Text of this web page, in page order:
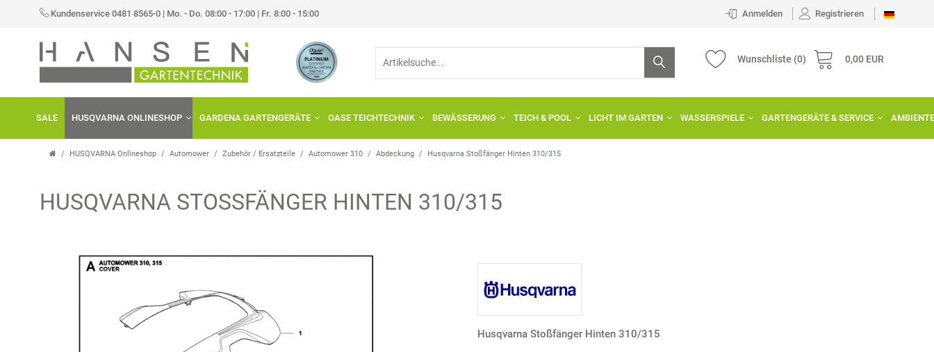
Kundenservice 0481 8565-0 | Mo. - Do. 08:00 - 17:00 | Fr. 8:00 - 15:00 Anmelden Registrieren
Wunschliste (0) 0,00 EUR
SALE HUSQVARNA ONLINESHOP GARDENA GARTENGERÄTE OASE TEICHTECHNIK BEWÄSSERUNG TEICH & POOL LICHT IM GARTEN WASSERSPIELE GARTENGERÄTE & SERVICE AMBIENTE
HUSQVARNA Onlineshop Automower Zubehör / Ersatzteile Automower 310 Abdeckung Husqvarna Stoßfänger Hinten 310/315
HUSQVARNA STOSSFÄNGER HINTEN 310/315
Husqvarna Stoßfänger Hinten 310/315